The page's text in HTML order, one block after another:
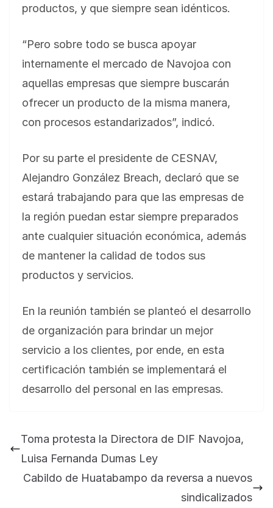
productos, y que siempre sean idénticos.
“Pero sobre todo se busca apoyar
internamente el mercado de Navojoa con
aquellas empresas que siempre buscarán
ofrecer un producto de la misma manera,
con procesos estandarizados”, indicó.
Por su parte el presidente de CESNAV,
Alejandro González Breach, declaró que se
estará trabajando para que las empresas de
la región puedan estar siempre preparados
ante cualquier situación económica, además
de mantener la calidad de todos sus
productos y servicios.
En la reunión también se planteó el desarrollo
de organización para brindar un mejor
servicio a los clientes, por ende, en esta
certificación también se implementará el
desarrollo del personal en las empresas.
Toma protesta la Directora de DIF Navojoa,
Luisa Fernanda Dumas Ley
Cabildo de Huatabampo da reversa a nuevos
sindicalizados